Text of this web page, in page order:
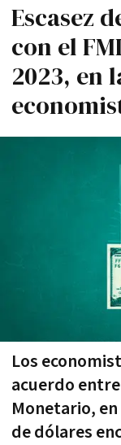
Escasez
con el
2023, en
Los
acuerdo
Monetario,
de dólares